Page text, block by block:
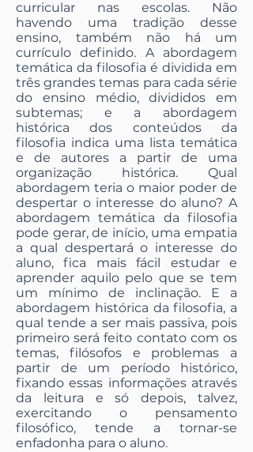
curricular nas escolas. Não
havendo uma tradição desse
ensino, também não há um
currículo definido. A abordagem
temática da filosofia é dividida em
três grandes temas para cada série
do ensino médio, divididos em
subtemas; e a abordagem
histórica dos conteúdos da
filosofia indica uma lista temática
e de autores a partir de uma
organização histórica. Qual
abordagem teria o maior poder de
despertar o interesse do aluno? A
abordagem temática da filosofia
pode gerar, de início, uma empatia
a qual despertará o interesse do
aluno, fica mais fácil estudar e
aprender aquilo pelo que se tem
um mínimo de inclinação. E a
abordagem histórica da filosofia, a
qual tende a ser mais passiva, pois
primeiro será feito contato com os
temas, filósofos e problemas a
partir de um período histórico,
fixando essas informações através
da leitura e só depois, talvez,
exercitando o pensamento
filosófico, tende a tornar-se
enfadonha para o aluno.